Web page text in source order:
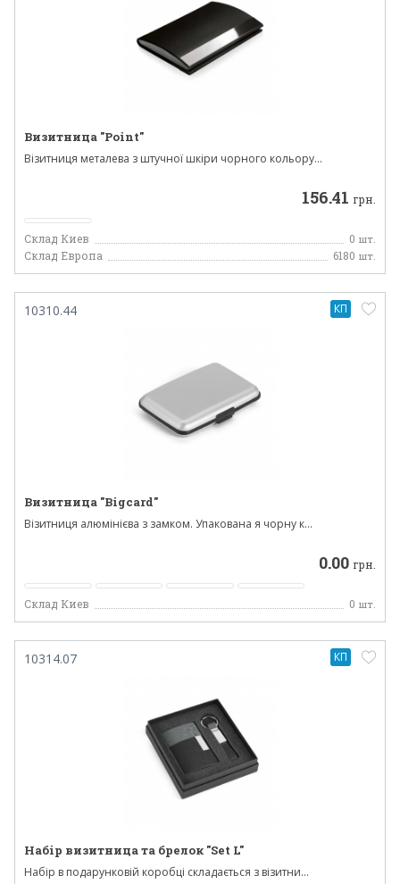
Визитница "Point"
Візитниця металева з штучної шкіри чорного кольору...
156.41 грн.
Склад Киев 0 шт.
Склад Европа 6180 шт.
10310.44
Визитница "Bigcard"
Візитниця алюмінієва з замком. Упакована я чорну к...
0.00 грн.
Склад Киев 0 шт.
КП
10314.07
Набір визитница та брелок "Set L"
Набір в подарунковій коробці складається з візитни...
КП